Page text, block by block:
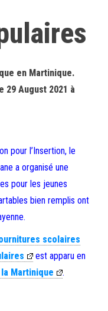
en Martinique.
29 August 2021 à
pour l’Insertion, le
a organisé une
pour les jeunes
bien remplis ont
scolaires
est apparu en
Martinique
.